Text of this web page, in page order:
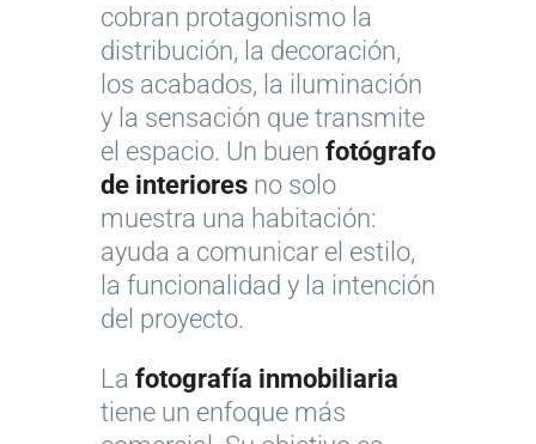
cobran protagonismo la
distribución, la decoración,
los acabados, la iluminación
y la sensación que transmite
el espacio. Un buen fotógrafo
de interiores no solo
muestra una habitación:
ayuda a comunicar el estilo,
la funcionalidad y la intención
del proyecto.
La fotografía inmobiliaria
tiene un enfoque más